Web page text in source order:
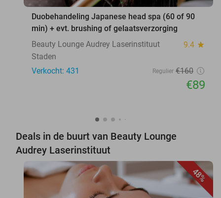
Duobehandeling Japanese head spa (60 of 90
min) + evt. brushing of gelaatsverzorging
Beauty Lounge Audrey Laserinstituut
9.4 star
Staden
Verkocht: 431
Regulier €160
€89
Deals in de buurt van Beauty Lounge
Audrey Laserinstituut
48%